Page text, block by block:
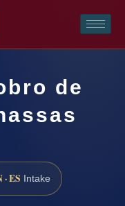
de
· ES Intake